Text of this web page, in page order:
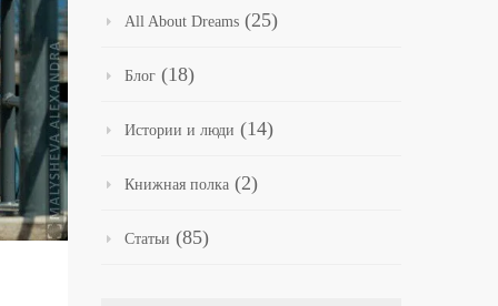
All About Dreams (25)
Блог (18)
Истории и люди (14)
Книжная полка (2)
Статьи (85)